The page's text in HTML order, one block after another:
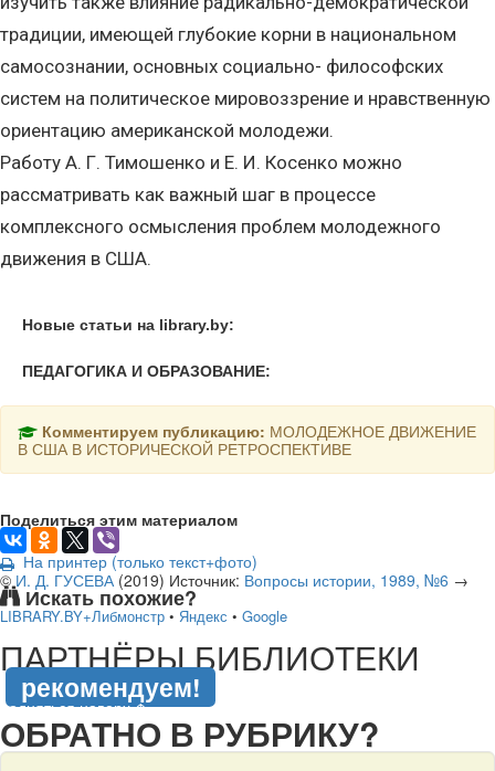
традиции, имеющей глубокие корни в национальном
самосознании, основных социально- философских
систем на политическое мировоззрение и нравственную
ориентацию американской молодежи.
Работу А. Г. Тимошенко и Е. И. Косенко можно
рассматривать как важный шаг в процессе
комплексного осмысления проблем молодежного
движения в США.
Новые статьи на library.by:
ПЕДАГОГИКА И ОБРАЗОВАНИЕ:
Комментируем публикацию: МОЛОДЕЖНОЕ ДВИЖЕНИЕ
В США В ИСТОРИЧЕСКОЙ РЕТРОСПЕКТИВЕ
Поделиться этим материалом
На принтер (только текст+фото)
©И. Д. ГУСЕВА(2019) Источник: Вопросы истории, 1989, №6 →
Искать похожие?
LIBRARY.BY+Либмонстр • Яндекс • Google
ПАРТНЁРЫ БИБЛИОТЕКИ
рекомендуем!
подняться наверх ↑
ОБРАТНО В РУБРИКУ?